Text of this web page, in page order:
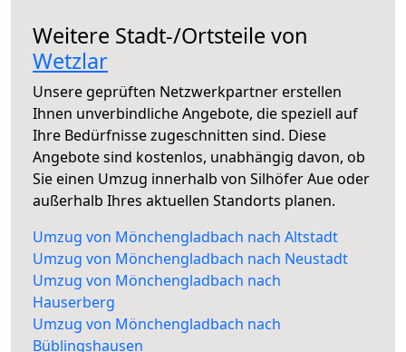
Weitere Stadt-/Ortsteile von
Wetzlar
Unsere geprüften Netzwerkpartner erstellen
Ihnen unverbindliche Angebote, die speziell auf
Ihre Bedürfnisse zugeschnitten sind. Diese
Angebote sind kostenlos, unabhängig davon, ob
Sie einen Umzug innerhalb von Silhöfer Aue oder
außerhalb Ihres aktuellen Standorts planen.
Umzug von Mönchengladbach nach Altstadt
Umzug von Mönchengladbach nach Neustadt
Umzug von Mönchengladbach nach
Hauserberg
Umzug von Mönchengladbach nach
Büblingshausen